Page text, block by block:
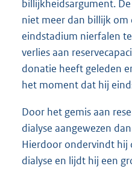
billijkheidsargument.
niet meer dan billijk
eindstadium nierfalen
verlies aan
donatie heeft geleden
het moment dat hij
Door het gemis aan
dialyse aangewezen
Hierdoor ondervindt hij
dialyse en lijdt hij een